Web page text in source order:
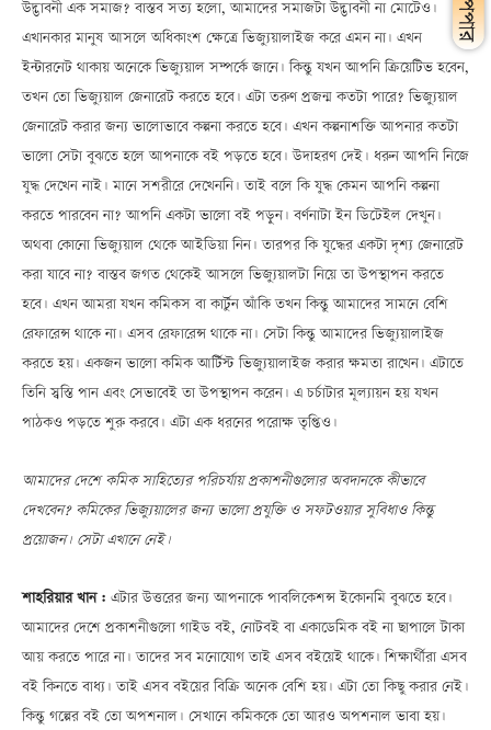
উদ্ভাবনী এক সমাজ? বাস্তব সত্য হলো, আমাদের সমাজটা উদ্ভাবনী না মোটেও।
এখানকার মানুষ আসলে অধিকাংশ ক্ষেত্রে ভিজ্যুয়ালাইজ করে এমন না। এখন
ইন্টারনেট থাকায় অনেকে ভিজ্যুয়াল সম্পর্কে জানে। কিন্তু যখন আপনি ক্রিয়েটিভ হবেন,
তখন তো ভিজ্যুয়াল জেনারেট করতে হবে। এটা তরুণ প্রজন্ম কতটা পারে? ভিজ্যুয়াল
জেনারেট করার জন্য ভালোভাবে কল্পনা করতে হবে। এখন কল্পনাশক্তি আপনার কতটা
ভালো সেটা বুঝতে হলে আপনাকে বই পড়তে হবে। উদাহরণ দেই। ধরুন আপনি নিজে
যুদ্ধ দেখেন নাই। মানে সশরীরে দেখেননি। তাই বলে কি যুদ্ধ কেমন আপনি কল্পনা
করতে পারবেন না? আপনি একটা ভালো বই পড়ুন। বর্ণনাটা ইন ডিটেইল দেখুন।
অথবা কোনো ভিজ্যুয়াল থেকে আইডিয়া নিন। তারপর কি যুদ্ধের একটা দৃশ্য জেনারেট
করা যাবে না? বাস্তব জগত থেকেই আসলে ভিজ্যুয়ালটা নিয়ে তা উপস্থাপন করতে
হবে। এখন আমরা যখন কমিকস বা কার্টুন আঁকি তখন কিন্তু আমাদের সামনে বেশি
রেফারেন্স থাকে না। এসব রেফারেন্স থাকে না। সেটা কিন্তু আমাদের ভিজ্যুয়ালাইজ
করতে হয়। একজন ভালো কমিক আর্টিস্ট ভিজ্যুয়ালাইজ করার ক্ষমতা রাখেন। এটাতে
তিনি স্বস্তি পান এবং সেভাবেই তা উপস্থাপন করেন। এ চর্চাটার মূল্যায়ন হয় যখন
পাঠকও পড়তে শুরু করবে। এটা এক ধরনের পরোক্ষ তৃপ্তিও।
আমাদের দেশে কমিক সাহিত্যের পরিচর্যায় প্রকাশনীগুলোর অবদানকে কীভাবে
দেখবেন? কমিকের ভিজ্যুয়ালের জন্য ভালো প্রযুক্তি ও সফটওয়ার সুবিধাও কিন্তু
প্রয়োজন। সেটা এখানে নেই।
শাহরিয়ার খান : এটার উত্তরের জন্য আপনাকে পাবলিকেশন্স ইকোনমি বুঝতে হবে।
আমাদের দেশে প্রকাশনীগুলো গাইড বই, নোটবই বা একাডেমিক বই না ছাপালে টাকা
আয় করতে পারে না। তাদের সব মনোযোগ তাই এসব বইয়েই থাকে। শিক্ষার্থীরা এসব
বই কিনতে বাধ্য। তাই এসব বইয়ের বিক্রি অনেক বেশি হয়। এটা তো কিছু করার নেই।
কিন্তু গল্পের বই তো অপশনাল। সেখানে কমিককে তো আরও অপশনাল ভাবা হয়।